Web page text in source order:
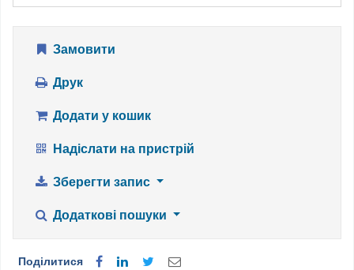
Замовити
Друк
Додати у кошик
Надіслати на пристрій
Зберегти запис
Додаткові пошуки
Поділитися